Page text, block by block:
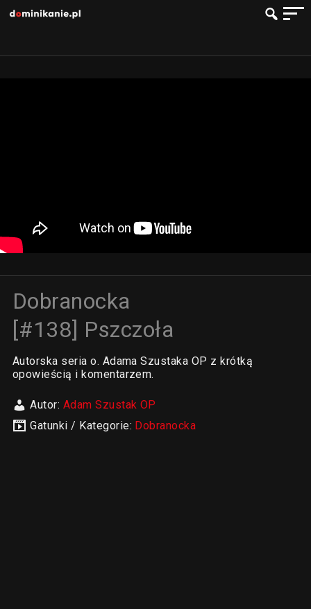
Dobranocka
[#138] Pszczoła
Autorska seria o. Adama Szustaka OP z krótką
opowieścią i komentarzem.
Autor: Adam Szustak OP
Gatunki / Kategorie: Dobranocka